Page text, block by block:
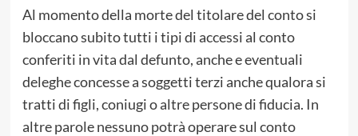
Al momento della morte del titolare del conto si
bloccano subito tutti i tipi di accessi al conto
conferiti in vita dal defunto, anche e eventuali
deleghe concesse a soggetti terzi anche qualora si
tratti di figli, coniugi o altre persone di fiducia. In
altre parole nessuno potrà operare sul conto